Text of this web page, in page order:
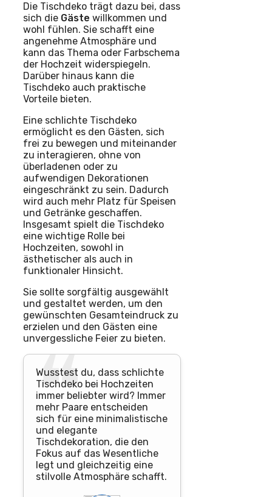
Die Tischdeko trägt dazu bei, dass
sich die Gäste willkommen und
wohl fühlen. Sie schafft eine
angenehme Atmosphäre und
kann das Thema oder Farbschema
der Hochzeit widerspiegeln.
Darüber hinaus kann die
Tischdeko auch praktische
Vorteile bieten.
Eine schlichte Tischdeko
ermöglicht es den Gästen, sich
frei zu bewegen und miteinander
zu interagieren, ohne von
überladenen oder zu
aufwendigen Dekorationen
eingeschränkt zu sein. Dadurch
wird auch mehr Platz für Speisen
und Getränke geschaffen.
Insgesamt spielt die Tischdeko
eine wichtige Rolle bei
Hochzeiten, sowohl in
ästhetischer als auch in
funktionaler Hinsicht.
Sie sollte sorgfältig ausgewählt
und gestaltet werden, um den
gewünschten Gesamteindruck zu
erzielen und den Gästen eine
unvergessliche Feier zu bieten.
Wusstest du, dass schlichte
Tischdeko bei Hochzeiten
immer beliebter wird? Immer
mehr Paare entscheiden
sich für eine minimalistische
und elegante
Tischdekoration, die den
Fokus auf das Wesentliche
legt und gleichzeitig eine
stilvolle Atmosphäre schafft.